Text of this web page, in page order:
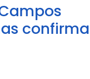
confirma